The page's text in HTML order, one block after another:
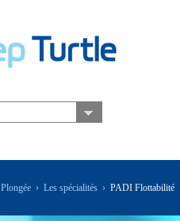
Plongée› Les spécialités› PADI Flottabilité